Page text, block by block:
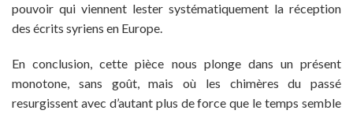
pouvoir qui viennent lester systématiquement la réception
des écrits syriens en Europe.
En conclusion, cette pièce nous plonge dans un présent
monotone, sans goût, mais où les chimères du passé
resurgissent avec d’autant plus de force que le temps semble